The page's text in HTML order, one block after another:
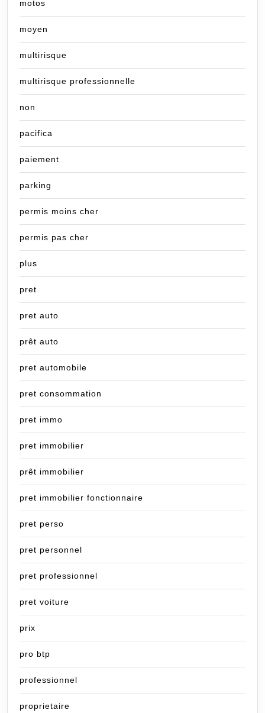
motos
moyen
multirisque
multirisque professionnelle
non
pacifica
paiement
parking
permis moins cher
permis pas cher
plus
pret
pret auto
prêt auto
pret automobile
pret consommation
pret immo
pret immobilier
prêt immobilier
pret immobilier fonctionnaire
pret perso
pret personnel
pret professionnel
pret voiture
prix
pro btp
professionnel
proprietaire